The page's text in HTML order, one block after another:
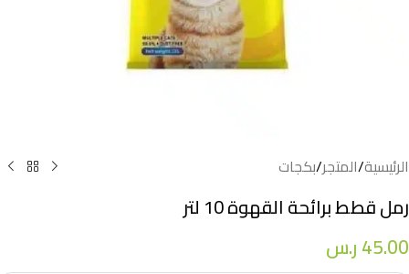
الرئيسية/المتجر/بكجات
رمل قطط برائحة القهوة 10 لتر
45.00ر.س